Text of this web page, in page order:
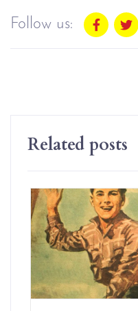
Follow us:
Related posts